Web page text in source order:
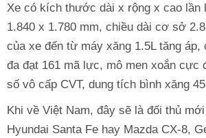
Xe có kích thước dài x rộng x cao lần
1.840 x 1.780 mm, chiều dài cơ sở
của xe đến từ máy xăng 1.5L tăng áp,
đa đạt 161 mã lực, mô men xoắn cực
số vô cấp CVT, dung tích bình xăng
Khi về Việt Nam, đây sẽ là đối thủ
Hyundai Santa Fe hay Mazda CX-8,